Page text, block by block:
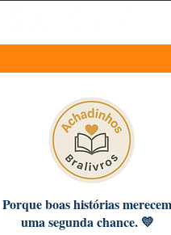
Porque boas histórias merecem
uma segunda chance. 💛